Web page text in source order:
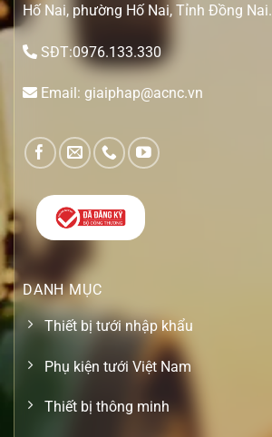
Hố Nai, phường Hố Nai, Tỉnh Đồng Nai.
SĐT:0976.133.330
Email: giaiphap@acnc.vn
DANH MỤC
Thiết bị tưới nhập khẩu
Phụ kiện tưới Việt Nam
Thiết bị thông minh